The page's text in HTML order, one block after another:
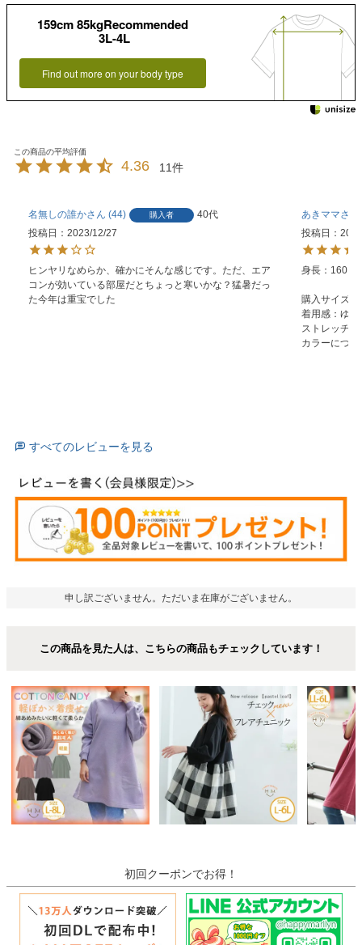
159cm 85kgRecommended
3L-4L
Find out more on your body type
4.36 11
名無しの誰か 44 購入者
40代
投稿日
2023/12/27
ヒンヤリなめらか、確かにそんな感じです。ただ、エア
コンが効いている部屋だとちょっと寒いかな？猛暑だっ
た今年は重宝でした
あきママ
投稿日
身長：160
購入サイズ：
着用感：ゆ
ストレッチ
カラーにつ
すべてのレビューを見る
申し訳ございません。ただいま在庫がございません。
この商品を見た人は、こちらの商品もチェックしています！
初回クーポンでお得！